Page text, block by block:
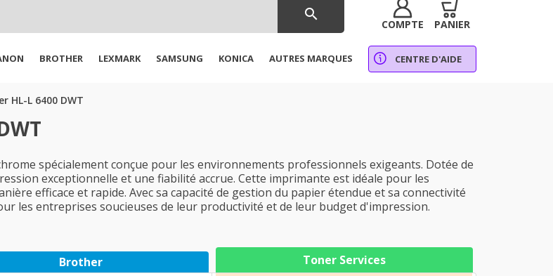
search
COMPTE PANIER
BROTHER LEXMARK SAMSUNG KONICA AUTRES MARQUES CENTRE D'AIDE
HL-L 6400 DWT
spécialement conçue pour les environnements professionnels exigeants. Dotée de
exceptionnelle et une fiabilité accrue. Cette imprimante est idéale pour les
efficace et rapide. Avec sa capacité de gestion du papier étendue et sa connectivité
les entreprises soucieuses de leur productivité et de leur budget d'impression.
Brother Toner Services